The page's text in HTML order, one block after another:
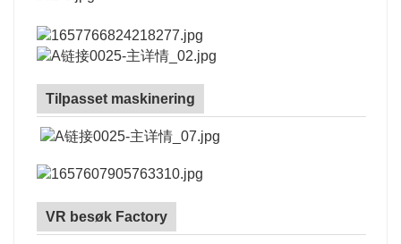
Tilpasset maskinering
VR besøk Factory